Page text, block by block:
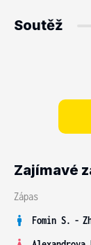
Soutěž
Zajímavé
Zápas
Fomin S. -